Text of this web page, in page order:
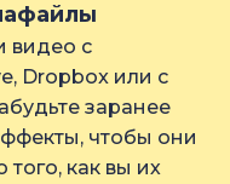
видео с
Dropbox или с
заранее
чтобы они
как вы их